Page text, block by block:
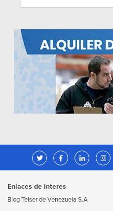
Enlaces de interes
Blog Telser de Venezuela S.A